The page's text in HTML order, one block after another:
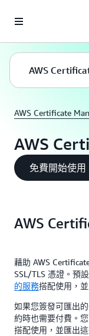
AWS
AWS Certificate
AWS
免費開始使用
AWS
藉助 AWS
SSL/TLS 憑證。預
的服務搭配使用，
如果您簽發可匯出
約時也需要付費。
搭配使用，並匯出